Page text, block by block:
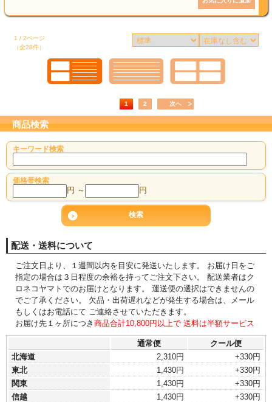
1 / 2ページ
（全28件）
1 2 次へ
商品検索
キーワード検索
価格帯検索
円 ～ 円
配送・送料について
ご注文日より、１週間以内を目安に発送いたします。 お届け日をご
指定の場合は３日程度の余裕を持ってご注文下さい。 配送業者はク
ロネコヤマトでのお届けとなります。 運送便の選択はできませんの
でご了承ください。 欠品・出荷遅れなどが発生する場合は、メール
もしくはお電話にて ご連絡させていただきます。
お届け先１ヶ所につき 商品合計10,800円以上で 送料は半額サービス
通常便
クール便
北海道
2,310円
+330円
東北
1,430円
+330円
関東
1,430円
+330円
信越
1,430円
+330円